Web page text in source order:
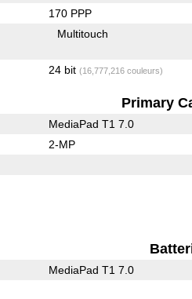
170 PPP
Multitouch
24 bit (16,777,216 couleurs)
Primary
MediaPad T1 7.0
2-MP
MediaPad T1 7.0